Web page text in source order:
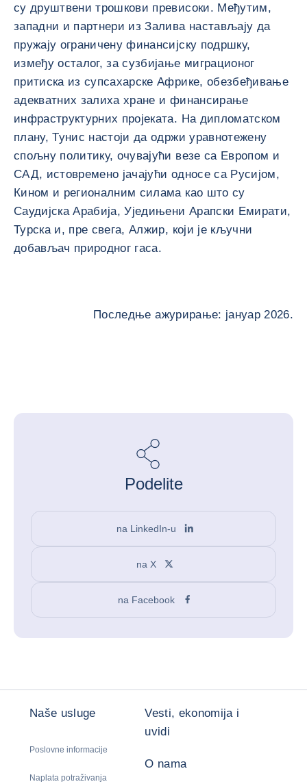
су друштвени трошкови превисоки. Међутим,
западни и партнери из Залива настављају да
пружају ограничену финансијску подршку,
између осталог, за сузбијање миграционог
притиска из супсахарске Африке, обезбеђивање
адекватних залиха хране и финансирање
инфраструктурних пројеката. На дипломатском
плану, Тунис настоји да одржи уравнотежену
спољну политику, очувајући везе са Европом и
САД, истовремено јачајући односе са Русијом,
Кином и регионалним силама као што су
Саудијска Арабија, Уједињени Арапски Емирати,
Турска и, пре свега, Алжир, који је кључни
добављач природног гаса.
Последње ажурирање: јануар 2026.
Podelite
na LinkedIn-u
na X
na Facebook
Naše usluge
Poslovne informacije
Naplata potraživanja
Vesti, ekonomija i
uvidi
O nama